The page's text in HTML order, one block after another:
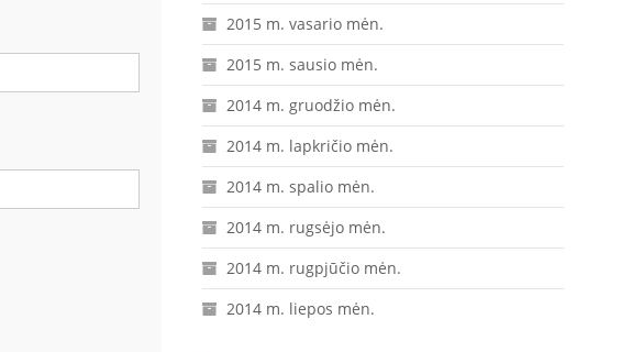
2015 m. vasario mėn.
2015 m. sausio mėn.
2014 m. gruodžio mėn.
2014 m. lapkričio mėn.
2014 m. spalio mėn.
2014 m. rugsėjo mėn.
2014 m. rugpjūčio mėn.
2014 m. liepos mėn.